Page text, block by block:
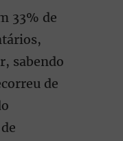
33% de
sabendo
de